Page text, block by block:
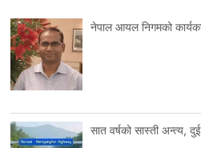
नेपाल आयल निगमको
सात वर्षको सास्ती अन्त्य,